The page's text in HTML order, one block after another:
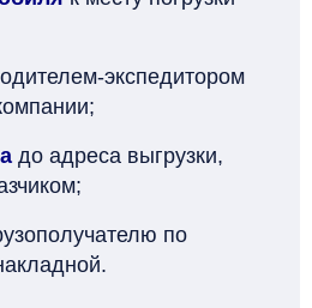
экспедитором
до адреса выгрузки,
по